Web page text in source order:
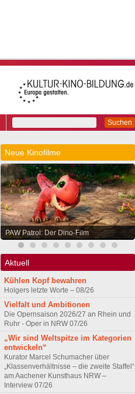
Suchen
Neue Kinofilme
PAW Patrol: Der Dino-Film
Aktuell
Kühlen Kopf bewahren
Holgers letzte Worte – 08/26
Vielfalt und Ambitionen
Die Opernsaison 2026/27 an Rhein und
Ruhr - Oper in NRW 07/26
„Wir sind Weltspitze im Kategorien
entwickeln“
Kurator Marcel Schumacher über
„Klassenverhältnisse – die zweite Staffel“
am Aachener Kunsthaus NRW –
Interview 07/26